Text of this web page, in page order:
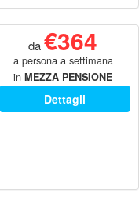
da€364
a persona a settimana
in MEZZA PENSIONE
Dettagli